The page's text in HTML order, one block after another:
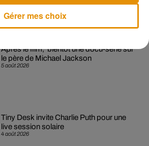
5 août 2026
Après le film, bientôt une docu-série sur
le père de Michael Jackson
4 août 2026
Tiny Desk invite Charlie Puth pour une
live session solaire
Gérer mes choix